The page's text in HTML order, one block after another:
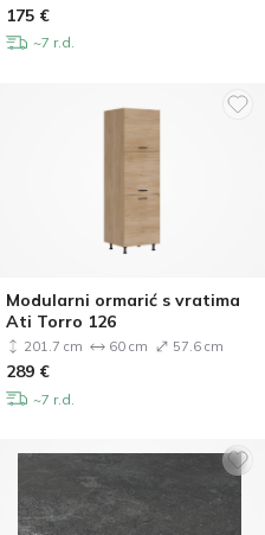
175 €
~7 r.d.
Modularni ormarić s vratima
Ati Torro 126
201.7 cm 60 cm 57.6 cm
289 €
~7 r.d.